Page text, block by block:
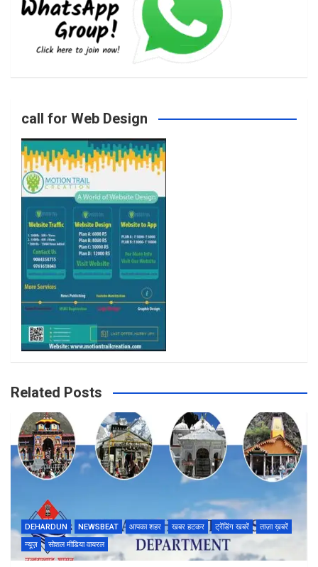
b
o
k
r
a
m
call for Web Design
Related Posts
DEHARDUN NEWSBEAT आपका शहर खबर हटकर ट्रेंडिंग खबरें
ताज़ा ख़बरें
न्यूज़
सोशल मीडिया वायरल